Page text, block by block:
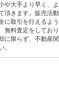
や大手より早く、
頂きます。販売活
に取引を行えるよ
無料査定をしてお
に限らず、不動産
い。